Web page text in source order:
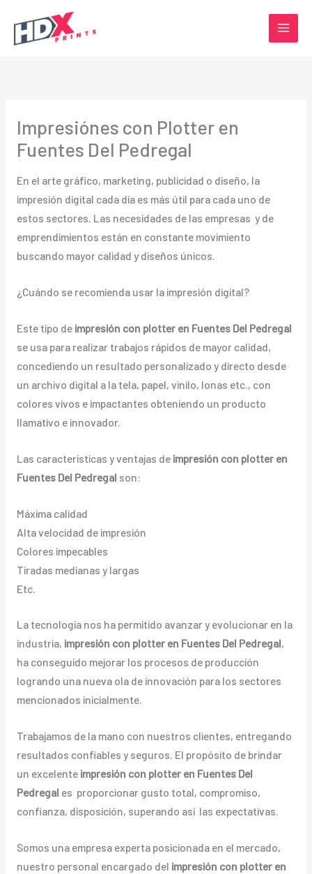
contenido
Impresiónes con Plotter en
Fuentes Del Pedregal
En el arte gráfico, marketing, publicidad o diseño, la
impresión digital cada día es más útil para cada uno de
estos sectores. Las necesidades de las empresas y de
emprendimientos están en constante movimiento
buscando mayor calidad y diseños únicos.
¿Cuándo se recomienda usar la impresión digital?
Este tipo de impresión con plotter en Fuentes Del Pedregal
se usa para realizar trabajos rápidos de mayor calidad,
concediendo un resultado personalizado y directo desde
un archivo digital a la tela, papel, vinilo, lonas etc., con
colores vivos e impactantes obteniendo un producto
llamativo e innovador.
Las características y ventajas de impresión con plotter en
Fuentes Del Pedregal son:
Máxima calidad
Alta velocidad de impresión
Colores impecables
Tiradas medianas y largas
Etc.
La tecnología nos ha permitido avanzar y evolucionar en la
industria, impresión con plotter en Fuentes Del Pedregal,
ha conseguido mejorar los procesos de producción
logrando una nueva ola de innovación para los sectores
mencionados inicialmente.
Trabajamos de la mano con nuestros clientes, entregando
resultados confiables y seguros. El propósito de brindar
un excelente impresión con plotter en Fuentes Del
Pedregal es proporcionar gusto total, compromiso,
confianza, disposición, superando así las expectativas.
Somos una empresa experta posicionada en el mercado,
nuestro personal encargado del impresión con plotter en